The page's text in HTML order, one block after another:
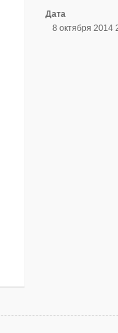
Дата
8 октября 2014